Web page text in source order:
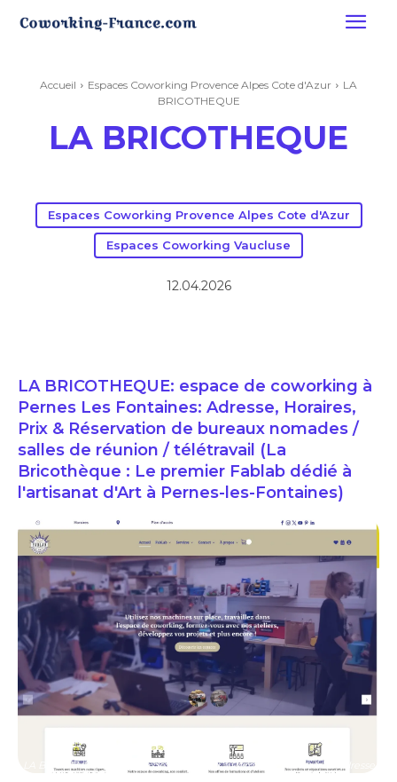
Accueil Espaces Coworking Provence Alpes Cote d'Azur
LA
BRICOTHEQUE
LA BRICOTHEQUE
Espaces Coworking Provence Alpes Cote d'Azur
Espaces Coworking Vaucluse
12.04.2026
LA BRICOTHEQUE: espace de coworking à
Pernes Les Fontaines: Adresse, Horaires,
Prix & Réservation de bureaux nomades /
salles de réunion / télétravail (La
Bricothèque : Le premier Fablab dédié à
l'artisanat d'Art à Pernes-les-Fontaines)
LA BRICOTHEQUE: espace de coworking à Pernes Les Fontaines: Adresse